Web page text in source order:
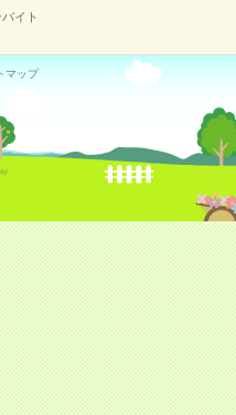
イト
マップ